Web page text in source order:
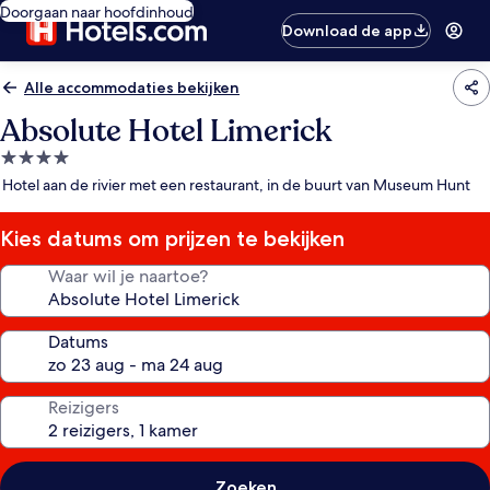
Doorgaan naar hoofdinhoud
Download de app
Alle accommodaties bekijken
Absolute Hotel Limerick
4.0-
sterrenaccommodatie
Hotel aan de rivier met een restaurant, in de buurt van Museum Hunt
Kies datums om prijzen te bekijken
Waar wil je naartoe?
Datums
Reizigers